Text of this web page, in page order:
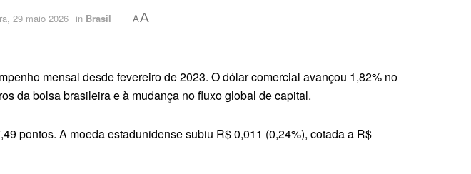
29 maio 2026 in Brasil AA
mensal desde fevereiro de 2023. O dólar comercial avançou 1,82% no
da bolsa brasileira e à mudança no fluxo global de capital.
pontos. A moeda estadunidense subiu R$ 0,011 (0,24%), cotada a R$